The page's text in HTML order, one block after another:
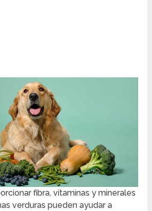
fibra, vitaminas y minerales
verduras pueden ayudar a